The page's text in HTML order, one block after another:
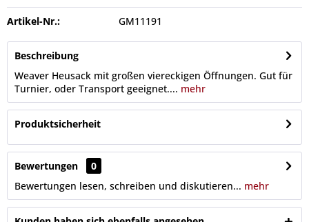
Artikel-Nr.: GM11191
Beschreibung
Weaver Heusack mit großen viereckigen Öffnungen. Gut für
Turnier, oder Transport geeignet.... mehr
Produktsicherheit
Bewertungen
0
Bewertungen lesen, schreiben und diskutieren... mehr